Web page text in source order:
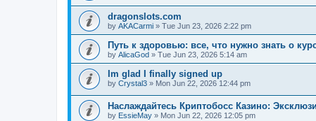
dragonslots.com
by AKACarmi » Tue Jun 23, 2026 2:22 pm
Путь к здоровью: все, что нужно знать о
by AlicaGod » Tue Jun 23, 2026 5:14 am
Im glad I finally signed up
by Crystal3 » Mon Jun 22, 2026 12:44 pm
Наслаждайтесь Криптобосс Казино:
by EssieMay » Mon Jun 22, 2026 12:05 pm